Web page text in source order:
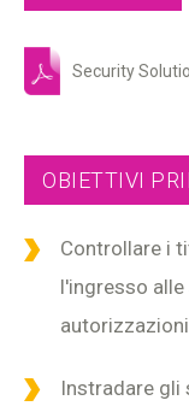
Security
OBIETTIVI
Controllare i
l'ingresso
Instradare gli